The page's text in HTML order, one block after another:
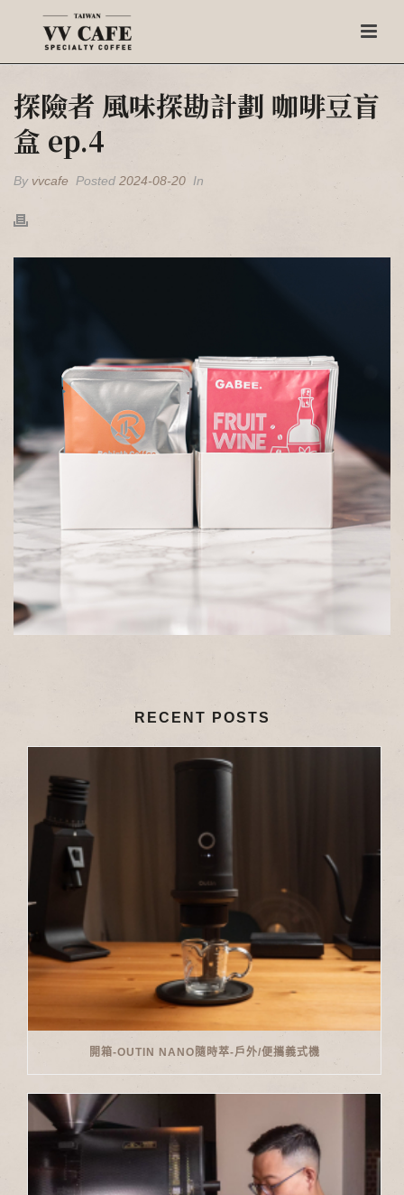
探險者 風味探勘計劃 咖啡豆盲
盒 ep.4
By vvcafe Posted 2024-08-20 In
RECENT POSTS
開箱-OUTIN NANO隨時萃-戶外/便攜義式機